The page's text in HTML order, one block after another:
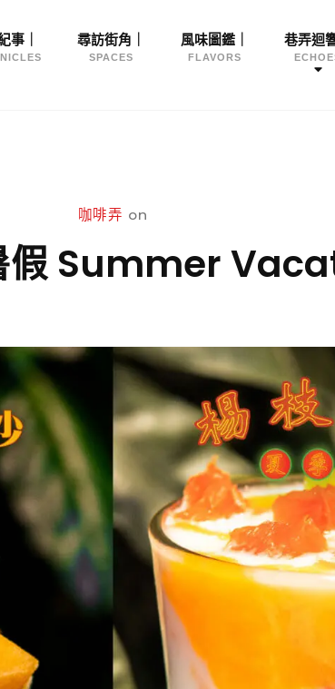
事｜ 尋訪街角｜
SPACES
風味圖鑑｜
FLAVORS
巷弄迴響
咖啡弄 on
假 Summer